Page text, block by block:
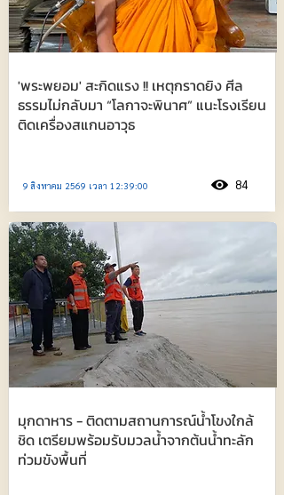
'พระพยอม' สะกิดแรง !! เหตุกราดยิง ศีล
ธรรมไม่กลับมา “โลกาจะพินาศ” แนะโรงเรียน
ติดเครื่องสแกนอาวุธ
9 สิงหาคม 2569 เวลา 12:39:00 84
มุกดาหาร - ติดตามสถานการณ์น้ำโขงใกล้
ชิด เตรียมพร้อมรับมวลน้ำจากต้นน้ำทะลัก
ท่วมขังพื้นที่